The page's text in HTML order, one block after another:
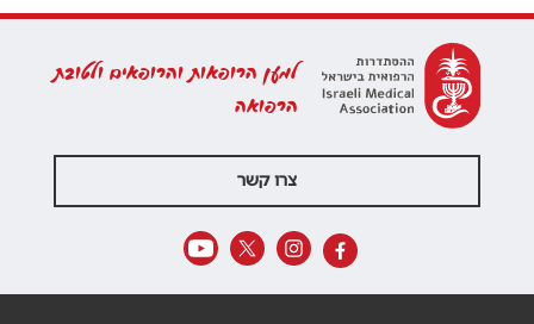
למען הרופאות והרופאים ולטובת
הרפואה
צרו קשר